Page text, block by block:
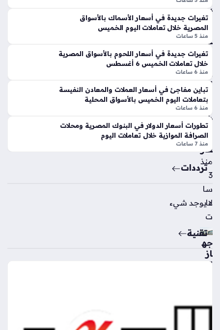
ون
بع
د
الت
عا
قد
مع
مح
مد
ص
لاح
منذ
سا
عا
ت
ية
و
س
ط
تر
ق
ب
الم
تعا
ملي
ن
للأ
س
عار
منذ
3
سا
عا
ت
جه
از
تن
صا
تغيرات جديدة في أسعار الأسماك بالأسواق
المصرية خلال تعاملات اليوم الخميس
منذ 5 ساعات
تغيرات جديدة في أسعار اللحوم بالأسواق المصرية
خلال تعاملات الخميس 6 أغسطس
منذ 6 ساعات
تباين مفاجئ في أسعار العملات والمعادن النفيسة
بتعاملات اليوم الخميس بالأسواق المحلية
منذ 6 ساعات
تطورات أسعار الدولار في البنوك المصرية ومحلات
الصرافة الموازية خلال تعاملات اليوم
منذ 7 ساعات
ترددات
لا يوجد شيء
تقنية